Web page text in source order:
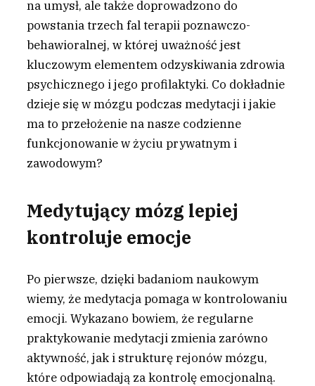
na umysł, ale także doprowadzono do
powstania trzech fal terapii poznawczo-
behawioralnej, w której uważność jest
kluczowym elementem odzyskiwania zdrowia
psychicznego i jego profilaktyki. Co dokładnie
dzieje się w mózgu podczas medytacji i jakie
ma to przełożenie na nasze codzienne
funkcjonowanie w życiu prywatnym i
zawodowym?
Medytujący mózg lepiej
kontroluje emocje
Po pierwsze, dzięki badaniom naukowym
wiemy, że medytacja pomaga w kontrolowaniu
emocji. Wykazano bowiem, że regularne
praktykowanie medytacji zmienia zarówno
aktywność, jak i strukturę rejonów mózgu,
które odpowiadają za kontrolę emocjonalną.